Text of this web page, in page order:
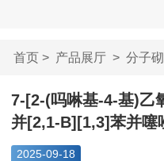
首页> 产品展厅> 分子
基]-2-...
7-[2-(吗啉基-4-基)乙
并[2,1-B][1,3]苯并噻
2025-09-18